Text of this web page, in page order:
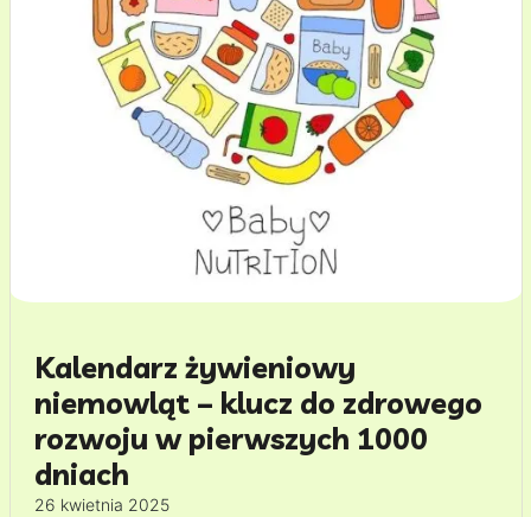
Kalendarz żywieniowy
niemowląt – klucz do zdrowego
rozwoju w pierwszych 1000
dniach
26 kwietnia 2025